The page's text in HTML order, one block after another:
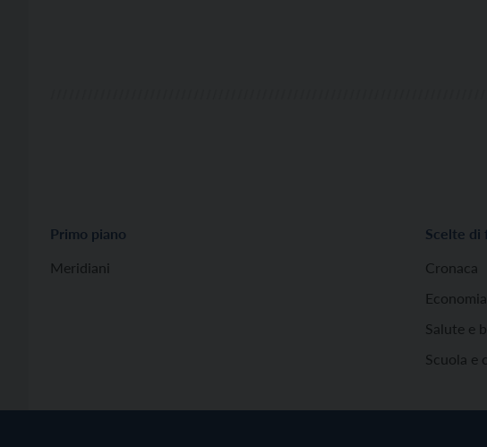
Primo piano
Meridiani
Scelte di
Cronaca
Salute e
Scuola e